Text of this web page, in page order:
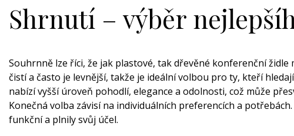
Shrnutí – výběr
Souhrnně lze říci, že jak plastové, tak dřevěné konferenční židle
čistí a často je levnější, takže je ideální volbou pro ty, kteří
nabízí vyšší úroveň pohodlí, elegance a odolnosti, což může
Konečná volba závisí na individuálních preferencích a
funkční a plnily svůj účel.